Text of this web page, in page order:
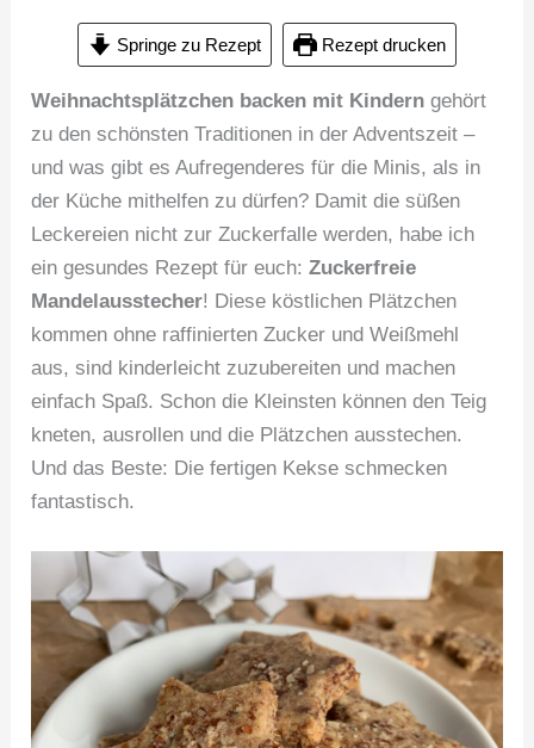
Springe zu Rezept Rezept drucken
Weihnachtsplätzchen backen mit Kindern gehört
zu den schönsten Traditionen in der Adventszeit –
und was gibt es Aufregenderes für die Minis, als in
der Küche mithelfen zu dürfen? Damit die süßen
Leckereien nicht zur Zuckerfalle werden, habe ich
ein gesundes Rezept für euch:Zuckerfreie
Mandelausstecher! Diese köstlichen Plätzchen
kommen ohne raffinierten Zucker und Weißmehl
aus, sind kinderleicht zuzubereiten und machen
einfach Spaß. Schon die Kleinsten können den Teig
kneten, ausrollen und die Plätzchen ausstechen.
Und das Beste: Die fertigen Kekse schmecken
fantastisch.